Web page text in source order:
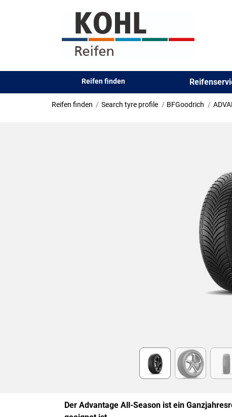
Reifen finden
Reifen finden Search tyre profile BFGoodrich
Der Advantage All-Season ist ein